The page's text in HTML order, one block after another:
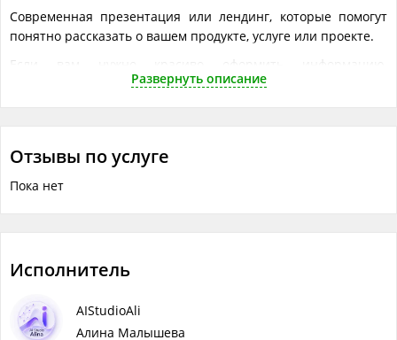
Современная презентация или лендинг, которые помогут
понятно рассказать о вашем продукте, услуге или проекте.
Если вам нужно красиво оформить информацию,
представить проект, подготовить материалы для клиента
Кому подойдет
✔ Экспертам
✔ Онлайн-школам
✔ Спикерам
Развернуть описание
Отзывы по услуге
Пока нет
Исполнитель
AIStudioAli
Алина Малышева